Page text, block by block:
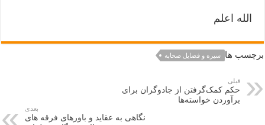
الله اعلم
برچسب ها سیره و فضایل صحابه
قبلی
ﺣﮑﻢ ﮐﻤﮏﮔﺮﻓﺘﻦ ﺍﺯ ﺟﺎﺩﻭﮔﺮﺍﻥ ﺑﺮﺍﯼ
ﺑﺮﺁﻭﺭﺩﻥ ﺧﻮﺍﺳﺘﻪﻫﺎ
بعدی
نگاهی به عقاید و باورهای فرقه های